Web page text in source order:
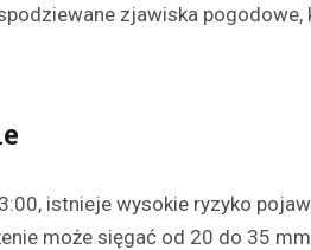
zjawiska pogodowe,
istnieje wysokie ryzyko
może sięgać od 20 do 35